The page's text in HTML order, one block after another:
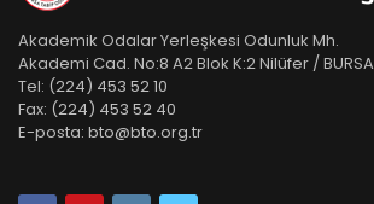
Akademik Odalar Yerleşkesi Odunluk Mh.
Akademi Cad. No:8 A2 Blok K:2 Nilüfer / BURSA
Tel: (224) 453 52 10
Fax: (224) 453 52 40
E-posta: bto@bto.org.tr